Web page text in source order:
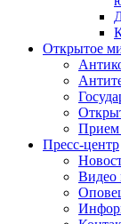
Открытое
Прием
Пресс-центр
Видео